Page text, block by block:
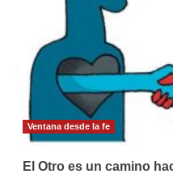
Ventana desde la fe
El Otro es un camino